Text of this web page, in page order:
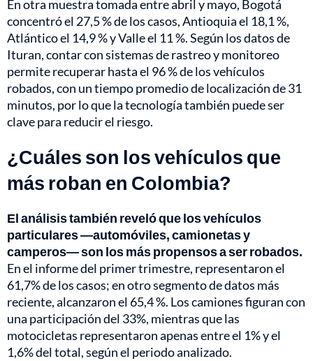
En otra muestra tomada entre abril y mayo, Bogotá
concentró el 27,5 % de los casos, Antioquia el 18,1 %,
Atlántico el 14,9 % y Valle el 11 %. Según los datos de
Ituran, contar con sistemas de rastreo y monitoreo
permite recuperar hasta el 96 % de los vehículos
robados, con un tiempo promedio de localización de 31
minutos, por lo que la tecnología también puede ser
clave para reducir el riesgo.
¿Cuáles son los vehículos que
más roban en Colombia?
El análisis también reveló que los vehículos
particulares —automóviles, camionetas y
camperos— son los más propensos a ser robados.
En el informe del primer trimestre, representaron el
61,7% de los casos; en otro segmento de datos más
reciente, alcanzaron el 65,4 %. Los camiones figuran con
una participación del 33%, mientras que las
motocicletas representaron apenas entre el 1% y el
1,6% del total, según el periodo analizado.